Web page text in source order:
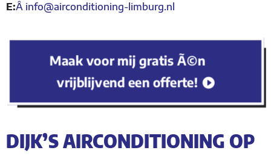
E:Â info@airconditioning-limburg.nl
Maak voor mij gratis Ã©n
vrijblijvend een offerte!
DIJK’S AIRCONDITIONING OP